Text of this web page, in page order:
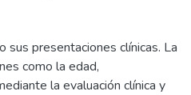
sus presentaciones clínicas. La
como la edad,
la evaluación clínica y